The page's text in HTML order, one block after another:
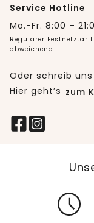
Service Hotline
Mo.-Fr. 8:00 –
Regulärer
abweichend.
Oder schreib
Hier geht’s zum